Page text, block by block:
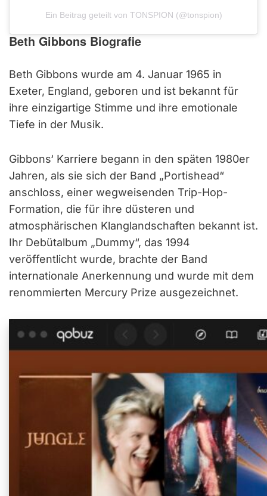
Ein Beitrag geteilt von TONSPION (@tonspion)
Beth Gibbons Biografie
Beth Gibbons wurde am 4. Januar 1965 in
Exeter, England, geboren und ist bekannt für
ihre einzigartige Stimme und ihre emotionale
Tiefe in der Musik.
Gibbons‘ Karriere begann in den späten 1980er
Jahren, als sie sich der Band „Portishead“
anschloss, einer wegweisenden Trip-Hop-
Formation, die für ihre düsteren und
atmosphärischen Klanglandschaften bekannt ist.
Ihr Debütalbum „Dummy“, das 1994
veröffentlicht wurde, brachte der Band
internationale Anerkennung und wurde mit dem
renommierten Mercury Prize ausgezeichnet.